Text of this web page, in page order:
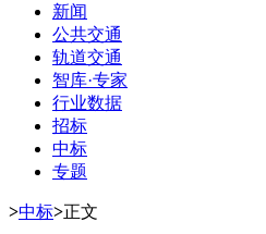
新闻
公共交通
轨道交通
智库·专家
行业数据
招标
中标
专题
>中标>正文